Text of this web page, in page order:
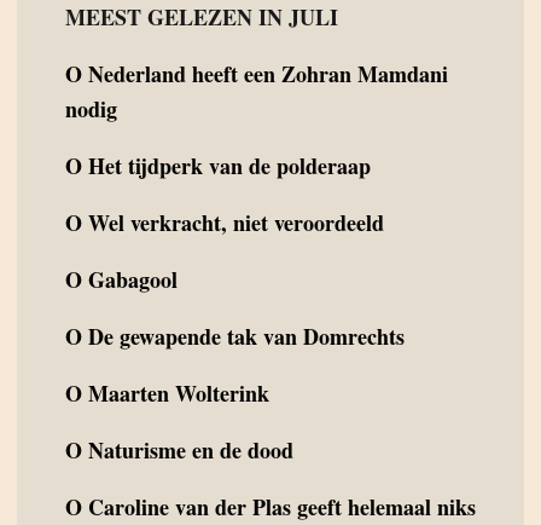
MEEST GELEZEN IN JULI
ONederland heeft een Zohran Mamdani
nodig
OHet tijdperk van de polderaap
OWel verkracht, niet veroordeeld
OGabagool
ODe gewapende tak van Domrechts
OMaarten Wolterink
ONaturisme en de dood
O Caroline van der Plas geeft helemaal niks